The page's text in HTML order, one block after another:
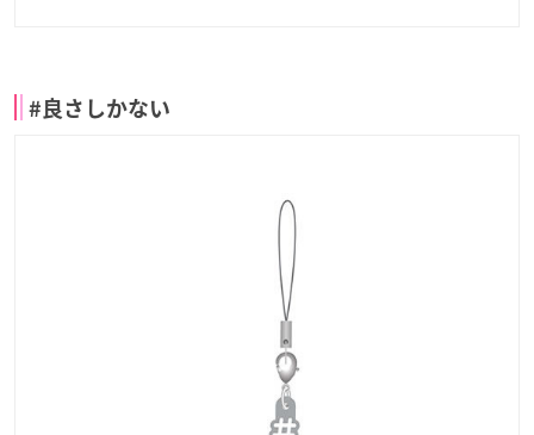
#良さしかない